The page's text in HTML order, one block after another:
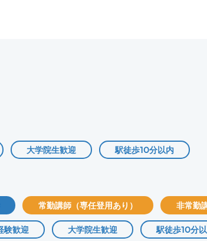
大学院生歓迎 駅徒歩10分以内
常勤講師（専任登用あり） 非常勤
験歓迎 大学院生歓迎 駅徒歩10分